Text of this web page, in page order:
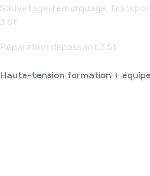
Sauvetage, remorquage,
3.5t
Réparation dépassant 3.5t
Haute-tension formation +